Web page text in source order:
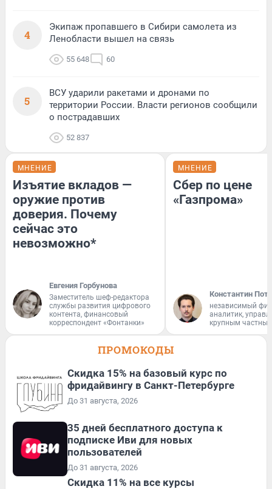
4
Экипаж пропавшего в Сибири самолета из
Ленобласти вышел на связь
55 648 60
5
ВСУ ударили ракетами и дронами по
территории России. Власти регионов сообщили
о пострадавших
52 837
МНЕНИЕ
Изъятие вкладов —
оружие против
доверия. Почему
сейчас это
невозможно*
Евгения Горбунова
Заместитель шеф-редактора
службы развития цифрового
контента, финансовый
корреспондент «Фонтанки»
МНЕНИЕ
Сбер по цене
«Газпрома»
Константин
независимый
аналитик,
крупным
ПРОМОКОДЫ
Скидка 15% на базовый курс по
фридайвингу в Санкт-Петербурге
До 31 августа, 2026
35 дней бесплатного доступа к
подписке Иви для новых
пользователей
До 31 августа, 2026
Скидка 11% на все курсы